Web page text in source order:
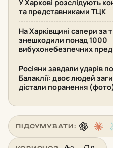
У Харкові розслідують
та представниками ТЦК
На Харківщині сапери за
знешкодили понад 1000
вибухонебезпечних
Росіяни завдали ударів
Балаклії: двоє людей
дістали поранення
ПІДСУМУВАТИ: